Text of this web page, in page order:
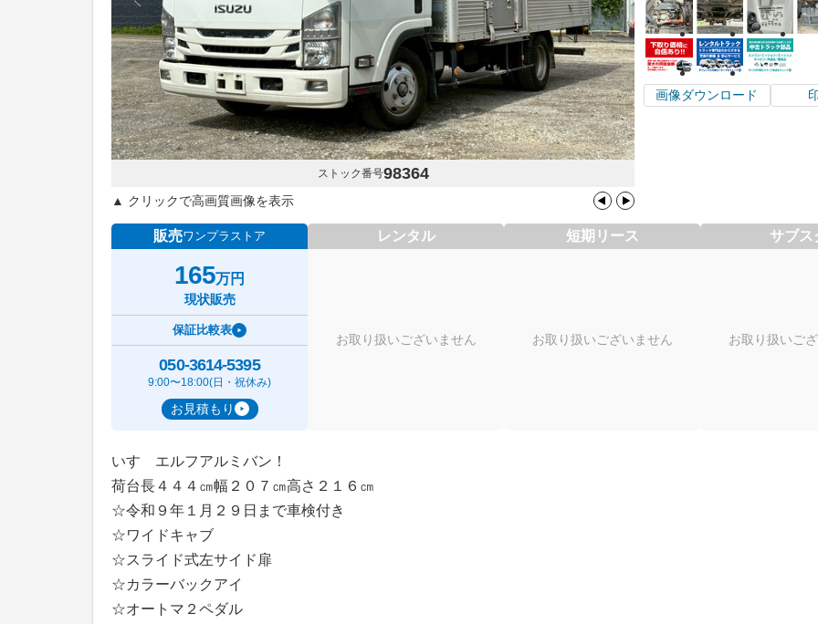
ストック番号98364
▲ クリックで高画質画像を表示
画像ダウンロード
販売ワンプラストア
165万円
現状販売
保証比較表
050-3614-5395
9:00〜18:00(日・祝休み)
お見積もり
レンタル
お取り扱いございません
短期リース
お取り扱いございません
サブス
お取り扱いご
いすゞエルフアルミバン！
荷台長４４４㎝幅２０７㎝高さ２１６㎝
☆令和９年１月２９日まで車検付き
☆ワイドキャブ
☆スライド式左サイド扉
☆カラーバックアイ
☆オートマ２ペダル